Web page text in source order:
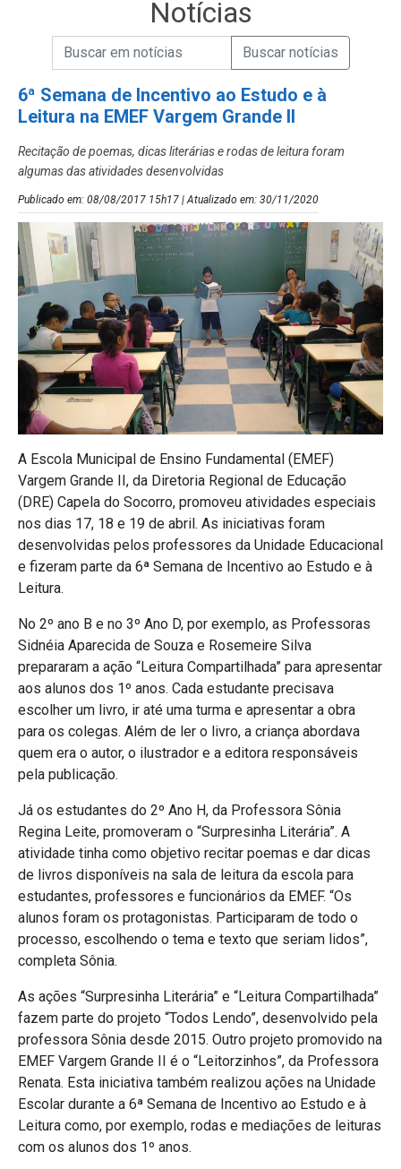
Notícias
Campo de Busca de Notícias
Campo de Busca de informaçõesEnviar a Busca de Notícias
6ª Semana de Incentivo ao Estudo e à
Leitura na EMEF Vargem Grande II
Recitação de poemas, dicas literárias e rodas de leitura foram
algumas das atividades desenvolvidas
Publicado em: 08/08/2017 15h17 | Atualizado em: 30/11/2020
A Escola Municipal de Ensino Fundamental (EMEF)
Vargem Grande II, da Diretoria Regional de Educação
(DRE) Capela do Socorro, promoveu atividades especiais
nos dias 17, 18 e 19 de abril. As iniciativas foram
desenvolvidas pelos professores da Unidade Educacional
e fizeram parte da 6ª Semana de Incentivo ao Estudo e à
Leitura.
No 2º ano B e no 3º Ano D, por exemplo, as Professoras
Sidnéia Aparecida de Souza e Rosemeire Silva
prepararam a ação “Leitura Compartilhada” para apresentar
aos alunos dos 1º anos. Cada estudante precisava
escolher um livro, ir até uma turma e apresentar a obra
para os colegas. Além de ler o livro, a criança abordava
quem era o autor, o ilustrador e a editora responsáveis
pela publicação.
Já os estudantes do 2º Ano H, da Professora Sônia
Regina Leite, promoveram o “Surpresinha Literária”. A
atividade tinha como objetivo recitar poemas e dar dicas
de livros disponíveis na sala de leitura da escola para
estudantes, professores e funcionários da EMEF. “Os
alunos foram os protagonistas. Participaram de todo o
processo, escolhendo o tema e texto que seriam lidos”,
completa Sônia.
As ações “Surpresinha Literária” e “Leitura Compartilhada”
fazem parte do projeto “Todos Lendo”, desenvolvido pela
professora Sônia desde 2015. Outro projeto promovido na
EMEF Vargem Grande II é o “Leitorzinhos”, da Professora
Renata. Esta iniciativa também realizou ações na Unidade
Escolar durante a 6ª Semana de Incentivo ao Estudo e à
Leitura como, por exemplo, rodas e mediações de leituras
com os alunos dos 1º anos.